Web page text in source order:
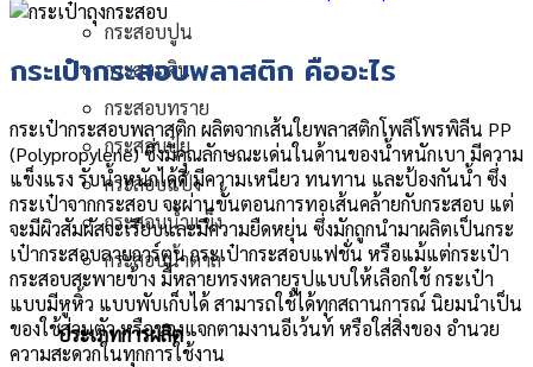
กระสอบปูน
กระสอบดิน
กระสอบทราย
กระสอบปุ๋ย
กระสอบแป้ง
กระสอบน้ำแข็ง
กระสอบน้ำตาล
ประเภทการผลิต
กระเป๋ากระสอบพลาสติก คืออะไร
กระเป๋ากระสอบพลาสติก ผลิตจากเส้นใยพลาสติกโพลีโพรพิลีน PP
(Polypropylene) ซึ่งมีคุณลักษณะเด่นในด้านของน้ำหนักเบา มีความ
แข็งแรง รับน้ำหนักได้ดี มีความเหนียว ทนทาน และป้องกันน้ำ ซึ่ง
กระเป๋าจากกระสอบ จะผ่านขั้นตอนการทอเส้นคล้ายกับกระสอบ แต่
จะมีผิวสัมผัสจะเรียบและมีความยืดหยุ่น ซึ่งมักถูกนำมาผลิตเป็นกระ
เป๋ากระสอบลายการ์ตูน กระเป๋ากระสอบแฟชั่น หรือแม้แต่กระเป๋า
กระสอบสะพายข้าง มีหลายทรงหลายรูปแบบให้เลือกใช้ กระเป๋า
แบบมีหูหิ้ว แบบพับเก็บได้ สามารถใช้ได้ทุกสถานการณ์ นิยมนำเป็น
ของใช้ส่วนตัว หรือของแจกตามงานอีเว้นท์ หรือใส่สิ่งของ อำนวย
ความสะดวกในทุกการใช้งาน